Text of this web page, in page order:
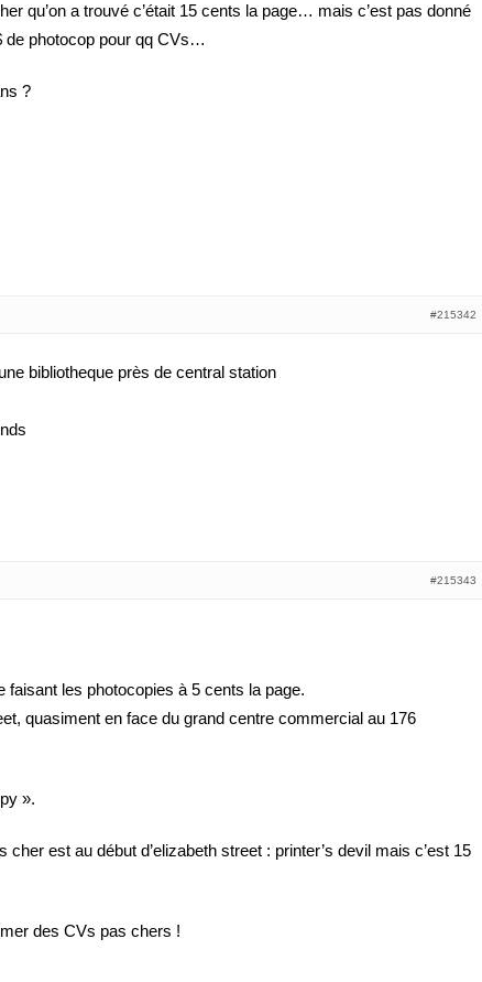
qu’on a trouvé c’était 15 cents la page… mais c’est pas donné
de photocop pour qq CVs…
?
#215342
bibliotheque près de central station
#215343
faisant les photocopies à 5 cents la page.
quasiment en face du grand centre commercial au 176
».
cher est au début d’elizabeth street : printer’s devil mais c’est 15
des CVs pas chers !